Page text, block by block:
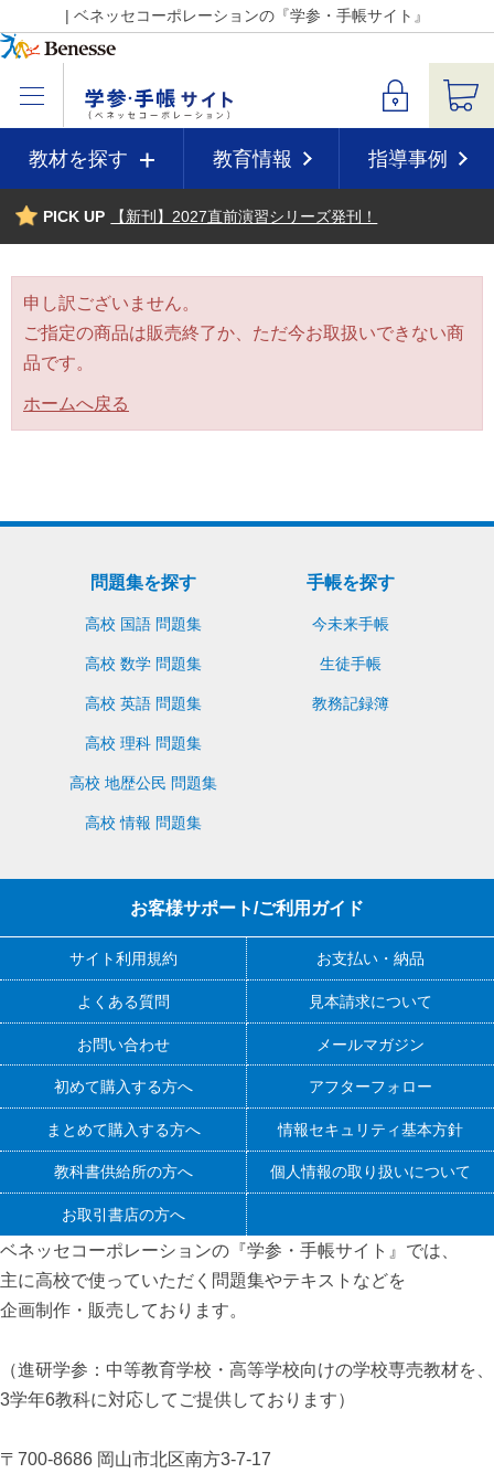
| ベネッセコーポレーションの『学参・手帳サイト』
教材を探す 教育情報 指導事例
PICK UP 【新刊】2027直前演習シリーズ発刊！
申し訳ございません。
ご指定の商品は販売終了か、ただ今お取扱いできない商
品です。
ホームへ戻る
問題集を探す
高校 国語 問題集
高校 数学 問題集
高校 英語 問題集
高校 理科 問題集
高校 地歴公民 問題集
高校 情報 問題集
手帳を探す
今未来手帳
生徒手帳
教務記録簿
お客様サポート/ご利用ガイド
サイト利用規約 お支払い・納品
よくある質問 見本請求について
お問い合わせ メールマガジン
初めて購入する方へ アフターフォロー
まとめて購入する方へ 情報セキュリティ基本方針
教科書供給所の方へ 個人情報の取り扱いについて
お取引書店の方へ
ベネッセコーポレーションの『学参・手帳サイト』 では、
主に高校で使っていただく問題集やテキストなどを
企画制作・販売しております。
（進研学参：中等教育学校・高等学校向けの学校専売教材を、
3学年6教科に対応してご提供しております）
〒700-8686 岡山市北区南方3-7-17